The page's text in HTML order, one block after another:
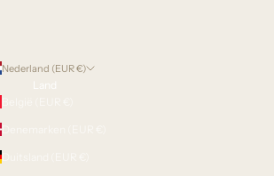
Nederland (EUR €)
Land
Denemarken (EUR €)
Duitsland (EUR €)